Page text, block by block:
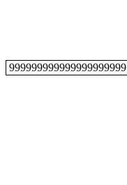
999999999999999999999